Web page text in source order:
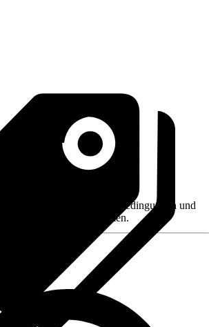
wie z. B. Rückgabebedingungen und
auf den Verkäufernamen.